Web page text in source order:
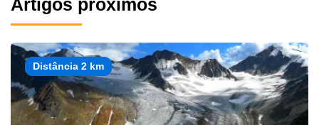
Artigos próximos
Distância 2 km